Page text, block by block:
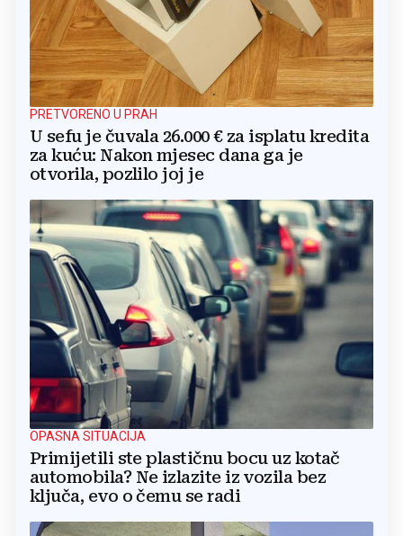
PRETVORENO U PRAH
U sefu je čuvala 26.000 € za isplatu kredita
za kuću: Nakon mjesec dana ga je
otvorila, pozlilo joj je
OPASNA SITUACIJA
Primijetili ste plastičnu bocu uz kotač
automobila? Ne izlazite iz vozila bez
ključa, evo o čemu se radi